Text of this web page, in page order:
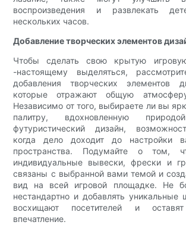
воспроизведения и развлекать
нескольких часов.
Добавление творческих элементов
Чтобы сделать свою крытую
-настоящему выделяться,
добавления творческих элементов
которые отражают общую
Независимо от того, выбираете ли вы
палитру, вдохновленную
футуристический дизайн,
когда дело доходит до настройки
пространства. Подумайте о том,
индивидуальные вывески, фрески и
связаны с выбранной вами темой и
вид на всей игровой площадке. Не
нестандартно и добавлять уникальные
восхищают посетителей и оставят
впечатление.